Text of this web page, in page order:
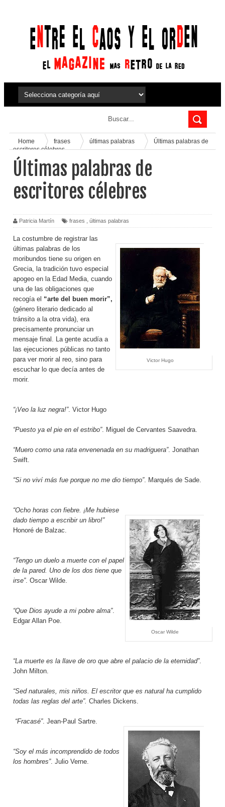
Home frases últimas palabras
Últimas palabras de
escritores célebres
Últimas palabras de
escritores célebres
Patricia Martín frases últimas palabras
Victor Hugo
La costumbre de registrar las
últimas palabras de los
moribundos tiene su origen en
Grecia, la tradición tuvo especial
apogeo en la Edad Media, cuando
una de las obligaciones que
recogía el “arte del buen morir”,
(género literario dedicado al
tránsito a la otra vida), era
precisamente pronunciar un
mensaje final. La gente acudía a
las ejecuciones públicas no tanto
para ver morir al reo, sino para
escuchar lo que decía antes de
morir.
“¡Veo la luz negra!”. Victor Hugo
“Puesto ya el pie en el estribo”. Miguel de Cervantes Saavedra.
“Muero como una rata envenenada en su madriguera”. Jonathan
Swift.
“Si no viví más fue porque no me dio tiempo”. Marqués de Sade.
Oscar Wilde
“Ocho horas con fiebre. ¡Me hubiese
dado tiempo a escribir un libro!”
Honoré de Balzac.
“Tengo un duelo a muerte con el papel
de la pared. Uno de los dos tiene que
irse”. Oscar Wilde.
“Que Dios ayude a mi pobre alma”.
Edgar Allan Poe.
“La muerte es la llave de oro que abre el palacio de la eternidad”.
John Milton.
“Sed naturales, mis niños. El escritor que es natural ha cumplido
todas las reglas del arte”. Charles Dickens.
“Fracasé”. Jean-Paul Sartre.
“Soy el más incomprendido de todos
los hombres”. Julio Verne.